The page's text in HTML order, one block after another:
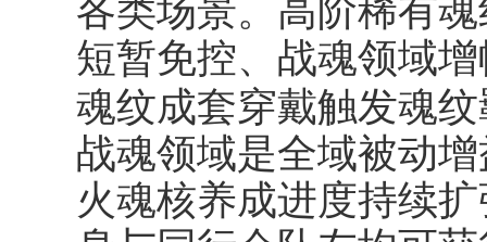
各类场景。高阶稀有
短暂免控、战魂领域
魂纹成套穿戴触发魂
战魂领域是全域被动
火魂核养成进度持续